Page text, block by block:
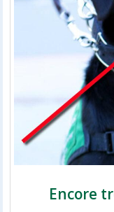
Encore